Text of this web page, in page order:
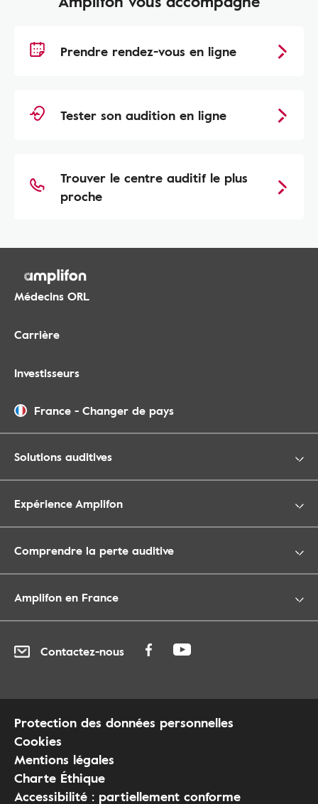
Prendre rendez-vous en ligne
Tester son audition en ligne
Trouver le centre auditif le plus
proche
Médecins ORL
Carrière
Investisseurs
France - Changer de pays
Solutions auditives
Expérience Amplifon
Comprendre la perte auditive
Amplifon en France
Contactez-nous
Protection des données personnelles
Cookies
Mentions légales
Charte Éthique
Accessibilité : partiellement conforme